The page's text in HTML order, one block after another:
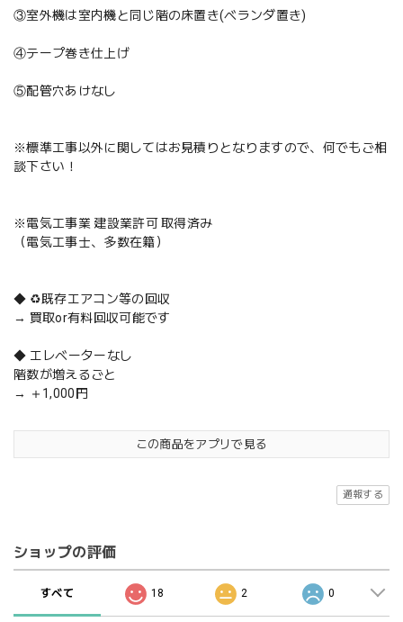
③室外機は室内機と同じ階の床置き(ベランダ置き)
④テープ巻き仕上げ
⑤配管穴あけなし
※標準工事以外に関してはお見積りとなりますので、何でもご相
談下さい！
※電気工事業 建設業許可 取得済み
（電気工事士、多数在籍）
◆ ♻️既存エアコン等の回収
→ 買取or有料回収可能です
◆ エレベーターなし
階数が増えるごと
→ ＋1,000円
この商品をアプリで見る
通報する
ショップの評価
すべて 18 2 0